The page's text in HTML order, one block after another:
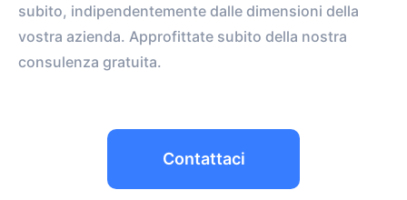
subito, indipendentemente dalle dimensioni della
vostra azienda. Approfittate subito della nostra
consulenza gratuita.
Contattaci